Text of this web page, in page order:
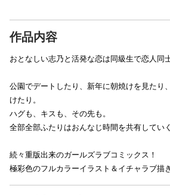
作品内容
おとなしい志乃と活発な恋は同級生で恋人同士
公園でデートしたり、新年に朝焼けを見たり
けたり。
ハグも、キスも、その先も。
全部全部ふたりはおんなじ時間を共有していく
続々重版出来のガールズラブコミックス！
極彩色のフルカラーイラスト＆イチャラブ描